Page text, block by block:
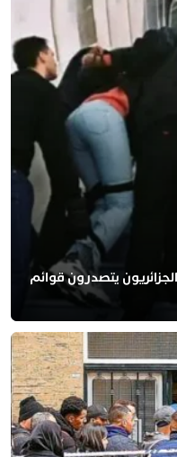
يتصدرون قوائم